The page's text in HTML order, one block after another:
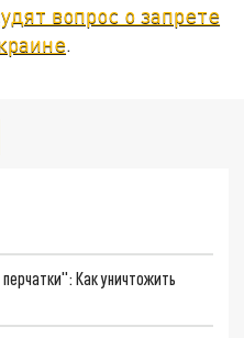
вопрос о запрете
.
Как уничтожить